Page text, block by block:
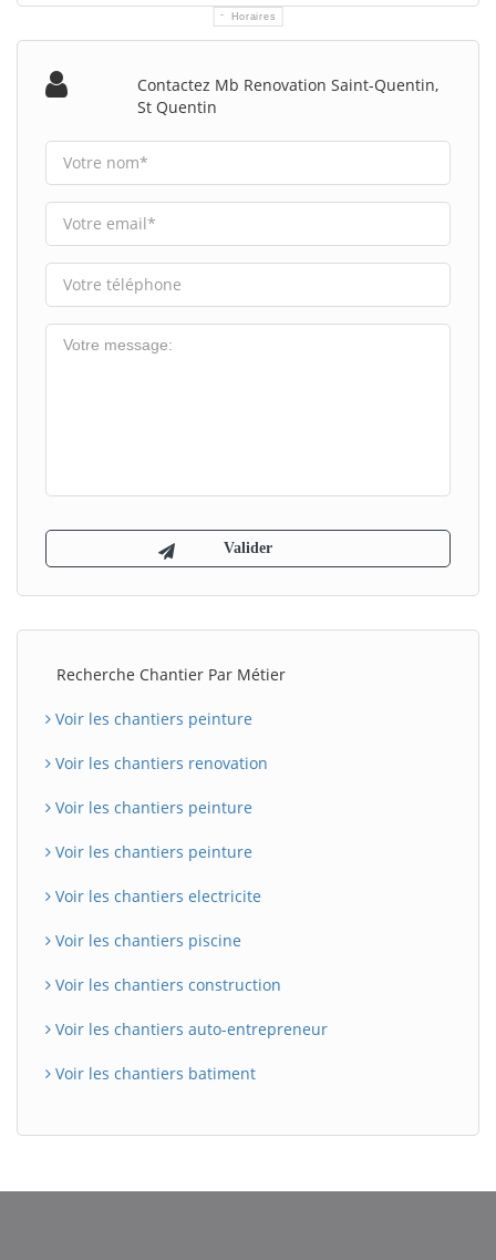
Horaires
Contactez Mb Renovation Saint-Quentin,
St Quentin
Recherche Chantier Par Métier
Voir les chantiers peinture
Voir les chantiers renovation
Voir les chantiers peinture
Voir les chantiers peinture
Voir les chantiers electricite
Voir les chantiers piscine
Voir les chantiers construction
Voir les chantiers auto-entrepreneur
Voir les chantiers batiment